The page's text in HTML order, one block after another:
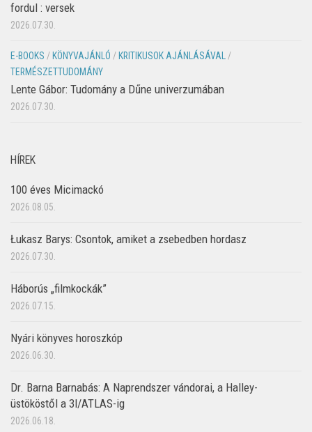
fordul : versek
2026.07.30.
E-BOOKS / KÖNYVAJÁNLÓ / KRITIKUSOK AJÁNLÁSÁVAL
/
TERMÉSZETTUDOMÁNY
Lente Gábor: Tudomány a Dűne univerzumában
2026.07.30.
HÍREK
100 éves Micimackó
2026.08.05.
Łukasz Barys: Csontok, amiket a zsebedben hordasz
2026.07.30.
Háborús „filmkockák”
2026.07.15.
Nyári könyves horoszkóp
2026.06.30.
Dr. Barna Barnabás: A Naprendszer vándorai, a Halley-
üstököstől a 3I/ATLAS-ig
2026.06.18.